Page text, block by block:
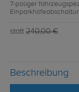
7-poliger
statt 240,00 €
Beschreibung